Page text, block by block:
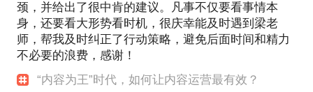
颈，并给出了很中肯的建议。凡事不仅要看事情本
身，还要看大形势看时机，很庆幸能及时遇到梁老
师，帮我及时纠正了行动策略，避免后面时间和精力
不必要的浪费，感谢！
“内容为王”时代，如何让内容运营最有效？